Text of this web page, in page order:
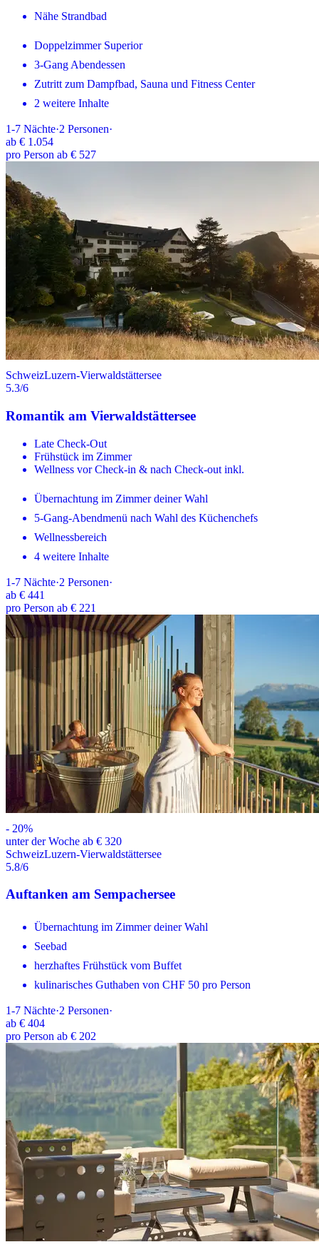
Nähe Strandbad
Doppelzimmer Superior
3-Gang Abendessen
Zutritt zum Dampfbad, Sauna und Fitness Center
2 weitere Inhalte
1-7 Nächte·2 Personen·
ab € 1.054
pro Person ab € 527
SchweizLuzern-Vierwaldstättersee
5.3/6
Romantik am Vierwaldstättersee
Late Check-Out
Frühstück im Zimmer
Wellness vor Check-in & nach Check-out inkl.
Übernachtung im Zimmer deiner Wahl
5-Gang-Abendmenü nach Wahl des Küchenchefs
Wellnessbereich
4 weitere Inhalte
1-7 Nächte·2 Personen·
ab € 441
pro Person ab € 221
- 20%
unter der Woche ab € 320
SchweizLuzern-Vierwaldstättersee
5.8/6
Auftanken am Sempachersee
Übernachtung im Zimmer deiner Wahl
Seebad
herzhaftes Frühstück vom Buffet
kulinarisches Guthaben von CHF 50 pro Person
1-7 Nächte·2 Personen·
ab € 404
pro Person ab € 202